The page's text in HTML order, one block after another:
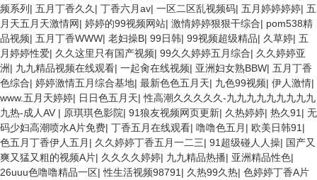
频系列| 五月丁香久久 | 丁香六月av| 一区二区乱视频码| 五月婷婷婷婷| 五
月天五月天激情网| 婷婷的99视频网站| 激情婷婷狠狠干综合| pom538精
品视频| 五月丁香WWW| 老妇操B| 99日韩| 99视频超级精品| 久草婷| 五
月婷婷性爱| 久久这里只有国产视频| 99久久婷婷五月综合| 久久婷婷亚
洲| 九九精品视频在线观看| 一起肏在线视频| 亚洲妇女熟BBW| 五月丁香
色综合| 婷婷激情五月综合基地| 最新色色五月天| 九色99视频| 伊人激情|
www.五月天婷婷| 日日色五月天|性高潮久久久久久-九九九九九九九九九
九热-成人AV | 原琪琪色影院| 91狼友视频网页更新| 久热婷婷| 热久91 | 无
码少妇高潮喷水A片免费| 丁香五月在线观看| 噜噜色五月 | 欧美日韩91 |
色五月丁香伊人五月 | 久久婷婷丁香五月一二三| 91超级碰人人操| 国产又
爽又猛又粗的视频A片| 久久久久婷婷| 九九精品热播| 亚洲精品性色|
26uuu色噜噜精品一区|性生活视频98791 | 久热99久热| 色婷婷丁香A片